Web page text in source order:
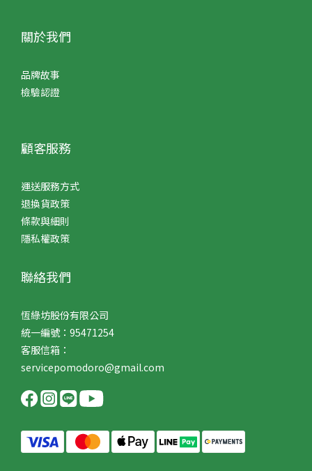
關於我們
品牌故事
檢驗認證
顧客服務
運送服務方式
退換貨政策
條款與細則
隱私權政策
聯絡我們
恆綠坊股份有限公司
統一編號：95471254
客服信箱：
servicepomodoro@gmail.com